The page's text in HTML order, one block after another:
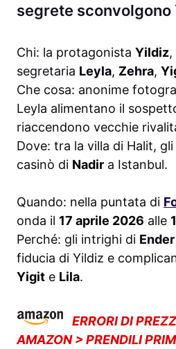
segrete sconvolgono
Chi: la protagonista Yildiz
segretaria Leyla, Zehra,
Che cosa: anonime
Leyla alimentano il
riaccendono vecchie
Dove: tra la villa di Halit,
casinò di Nadir a Istanbul.
Quando: nella puntata di
onda il 17 aprile 2026 alle
Perché: gli intrighi di Ender
fiducia di Yildiz e
Yigit e Lila.
ERRORI DI
AMAZON > PRENDILI